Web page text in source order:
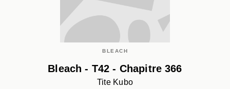
BLEACH
Bleach - T42 - Chapitre 366
Tite Kubo